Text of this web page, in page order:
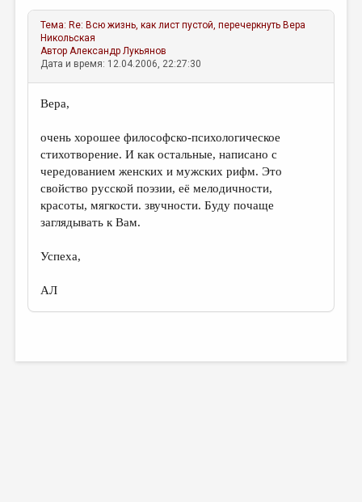
Тема: Re: Всю жизнь, как лист пустой, перечеркнуть Вера
Никольская
АвторАлександр Лукьянов
Дата и время: 12.04.2006, 22:27:30
Вера,
очень хорошее философско-психологическое
стихотворение. И как остальные, написано с
чередованием женских и мужских рифм. Это
свойство русской поэзии, её мелодичности,
красоты, мягкости. звучности. Буду почаще
заглядывать к Вам.
Успеха,
АЛ